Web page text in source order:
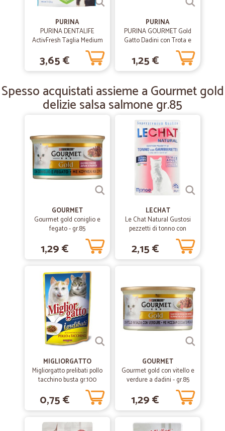
Precisi e veloci
03/06/2020
Luigi R.
veloce la consegna e gentilissima…
veloce la consegna e gentilissima l'interlocutrice al telefono che mi
ha dissolto i dubbi
—Beniamino B.
ottima esperienza
Sito molto chiaro e facilità inoltrare l’ordine. Velocissimo nella
consegna a domicilio
Precisi
Precisi, veloci
perfetto grazie mille
perfetto grazie mille
PURINA
PURINA DENTALIFE
ActivFresh Taglia Medium
busta 5 Sticks 115 g
3,65 €
PURINA
PURINA GOURMET Gold
Gatto Dadini con Trota e
verdure, in salsa con
verdure lattina 85 gr.
1,25 €
Spesso acquistati assieme a Gourmet gold
delizie salsa salmone gr.85
GOURMET
Gourmet gold coniglio e
fegato - gr.85
1,29 €
LECHAT
Le Chat Natural Gustosi
pezzetti di tonno con
gamberetti 80 gr.
2,15 €
MIGLIORGATTO
Migliorgatto prelibati pollo
tacchino busta gr.100
0,75 €
GOURMET
Gourmet gold con vitello e
verdure a dadini - gr.85
1,29 €